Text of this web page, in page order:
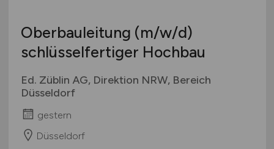
Oberbauleitung (m/w/d)
schlüsselfertiger Hochbau
Ed. Züblin AG, Direktion NRW, Bereich
Düsseldorf
gestern
Düsseldorf